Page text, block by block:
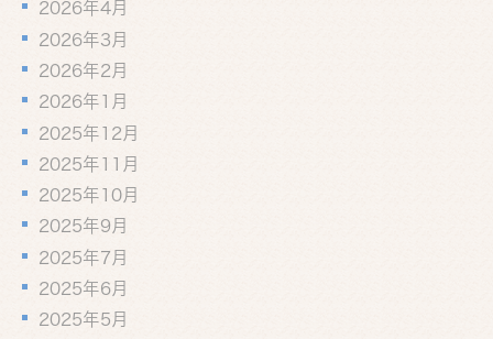
2026年4月
2026年3月
2026年2月
2026年1月
2025年12月
2025年11月
2025年10月
2025年9月
2025年7月
2025年6月
2025年5月